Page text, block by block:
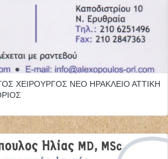
ΧΕΙΡΟΥΡΓΟΣ ΝΕΟ ΗΡΑΚΛΕΙΟ ΑΤΤΙΚΗ